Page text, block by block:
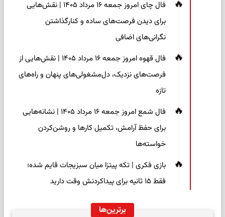
فال چای امروز جمعه ۱۶ مرداد ۱۴۰۵ | نقش‌هایی
برای دیدن فرصت‌های ساده و کنارگذاشتن
نگرانی‌های اضافی
فال قهوه امروز جمعه ۱۶ مرداد ۱۴۰۵ | نقش‌هایی از
فرصت‌های نزدیک، دل‌مشغولی‌های پنهان و راه‌های
تازه
فال شمع امروز جمعه ۱۶ مرداد ۱۴۰۵ | نشانه‌هایی
برای حفظ آرامش، تکمیل کارها و روشن‌کردن
خواسته‌ها
بازی فکری | تکه پیتزا میان سبزیجات قایم شده؛
فقط ۱۵ ثانیه برای پیداکردنش وقت دارید
برترین‌ها